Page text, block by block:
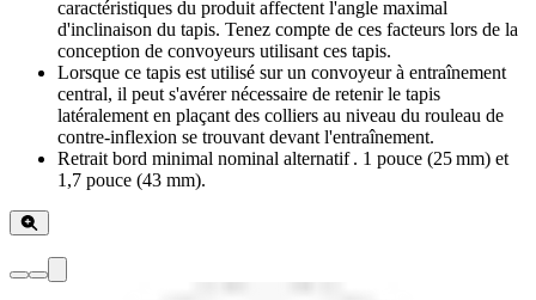
caractéristiques du produit affectent l'angle maximal
d'inclinaison du tapis. Tenez compte de ces facteurs lors de la
conception de convoyeurs utilisant ces tapis.
Lorsque ce tapis est utilisé sur un convoyeur à entraînement
central, il peut s'avérer nécessaire de retenir le tapis
latéralement en plaçant des colliers au niveau du rouleau de
contre-inflexion se trouvant devant l'entraînement.
Retrait bord minimal nominal alternatif . 1 pouce (25 mm) et
1,7 pouce (43 mm).